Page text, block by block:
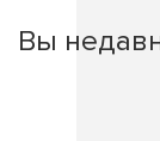
Вы